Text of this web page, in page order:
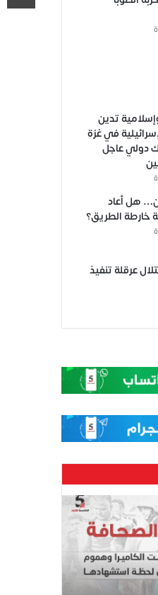
تدين
في غزة
دولي عاجل
هل أعاد
خارطة الطريق؟
عرقلة تنفيذ